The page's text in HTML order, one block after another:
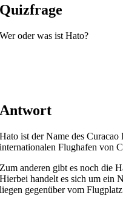
Quizfrage
Wer oder was ist Hato?
Antwort
Hato ist der Name des
internationalen Flughafen von
Zum anderen gibt es noch die
Hierbei handelt es sich um ein
liegen gegenüber vom